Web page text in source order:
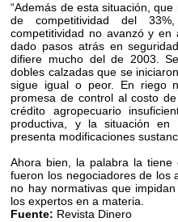
“Además de esta situación,
de competitividad del
competitividad no avanzó y en
dado pasos atrás en
difiere mucho del de 2003.
dobles calzadas que se
sigue igual o peor. En riego
promesa de control al costo
crédito agropecuario
productiva, y la situación en
presenta modificaciones
Ahora bien, la palabra la
fueron los negociadores de los
no hay normativas que
los expertos en a materia.
Fuente: Revista Dinero